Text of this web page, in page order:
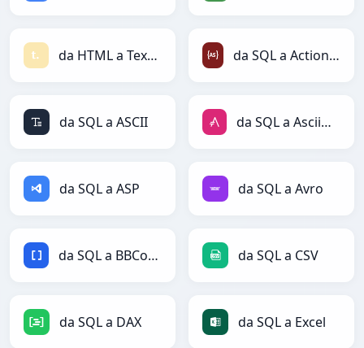
da HTML a Textile da SQL a ActionScript
da SQL a ASCII da SQL a AsciiDoc
da SQL a ASP da SQL a Avro
da SQL a BBCode da SQL a CSV
da SQL a DAX da SQL a Excel